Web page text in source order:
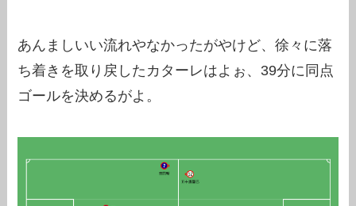
あんましいい流れやなかったがやけど、徐々に落
ち着きを取り戻したカターレはよぉ、39分に同点
ゴールを決めるがよ。